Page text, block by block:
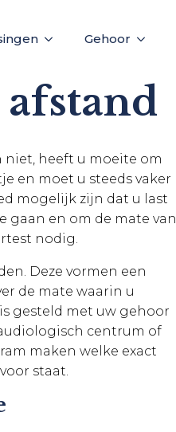
Gehoor
niet, heeft u moeite om
en moet u steeds vaker
mogelijk zijn dat u last
gaan en om de mate van
nodig.
Deze vormen een
de mate waarin u
gesteld met uw gehoor
centrum of
maken welke exact
staat.